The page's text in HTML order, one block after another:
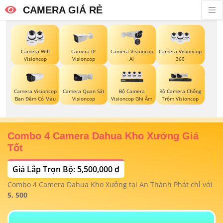
CAMERA GIÁ RẺ
Camera Wifi
Visioncop
Camera IP
Visioncop
Camera Visioncop
Al
Camera Visioncop
360
Camera Visioncop
Ban Đêm Có Màu
Camera Quan Sát
Visioncop
Bộ Camera
Visioncop Ghi Âm
Bộ Camera Chống
Trộm Visioncop
Combo 4 Camera Dahua Kho Xưởng Giá
Tốt
Giá Lắp Trọn Bộ: 5,500,000 ₫
Combo 4 Camera Dahua Kho Xưởng tại An Thành Phát chỉ với
5. 500